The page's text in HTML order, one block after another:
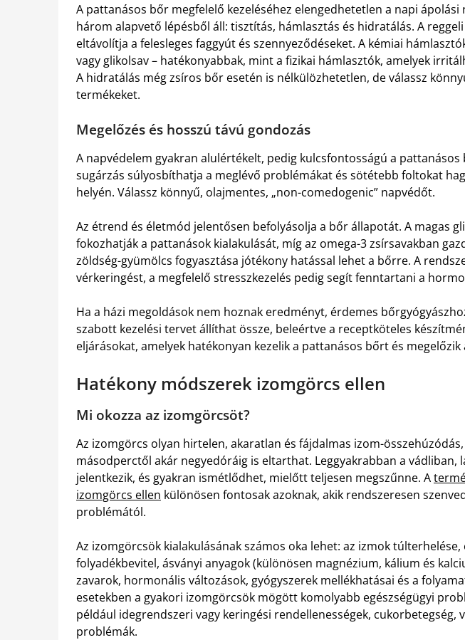
A pattanásos bőr megfelelő kezeléséhez elengedhetetlen a napi ápolási
három alapvető lépésből áll: tisztítás, hámlasztás és hidratálás. A
eltávolítja a felesleges faggyút és szennyeződéseket. A kémiai
vagy glikolsav – hatékonyabbak, mint a fizikai hámlasztók, amelyek
A hidratálás még zsíros bőr esetén is nélkülözhetetlen, de válassz
termékeket.
Megelőzés és hosszú távú gondozás
A napvédelem gyakran alulértékelt, pedig kulcsfontosságú a pattanásos
sugárzás súlyosbíthatja a meglévő problémákat és sötétebb foltokat
helyén. Válassz könnyű, olajmentes, „non-comedogenic” napvédőt.
Az étrend és életmód jelentősen befolyásolja a bőr állapotát. A magas
fokozhatják a pattanások kialakulását, míg az omega-3 zsírsavakban
zöldség-gyümölcs fogyasztása jótékony hatással lehet a bőrre. A
vérkeringést, a megfelelő stresszkezelés pedig segít fenntartani a
Ha a házi megoldások nem hoznak eredményt, érdemes
szabott kezelési tervet állíthat össze, beleértve a receptköteles
eljárásokat, amelyek hatékonyan kezelik a pattanásos bőrt és megelőzik
Hatékony módszerek izomgörcs ellen
Mi okozza az izomgörcsöt?
Az izomgörcs olyan hirtelen, akaratlan és fájdalmas izom-
másodperctől akár negyedóráig is eltarthat. Leggyakrabban a vádliban,
jelentkezik, és gyakran ismétlődhet, mielőtt teljesen megszűnne. A
izomgörcs ellen különösen fontosak azoknak, akik rendszeresen
problémától.
Az izomgörcsök kialakulásának számos oka lehet: az izmok túlterhelése,
folyadékbevitel, ásványi anyagok (különösen magnézium, kálium és
zavarok, hormonális változások, gyógyszerek mellékhatásai és a
esetekben a gyakori izomgörcsök mögött komolyabb egészségügyi
például idegrendszeri vagy keringési rendellenességek, cukorbetegség,
problémák.